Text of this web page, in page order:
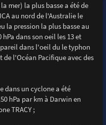
mer) la plus basse a été de
au nord de l'Australie le
la pression la plus basse au
dans son oeil les 13 et
dans l'oeil du le typhon
de l'Océan Pacifique avec des
dans un cyclone a été
hPa par km à Darwin en
TRACY ;